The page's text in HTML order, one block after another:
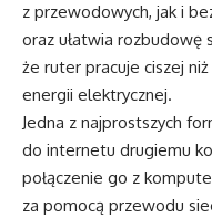
z przewodowych, jak i
oraz ułatwia rozbudowę
że ruter pracuje ciszej
energii elektrycznej.
Jedna z najprostszych
do internetu drugiemu
połączenie go z
za pomocą przewodu